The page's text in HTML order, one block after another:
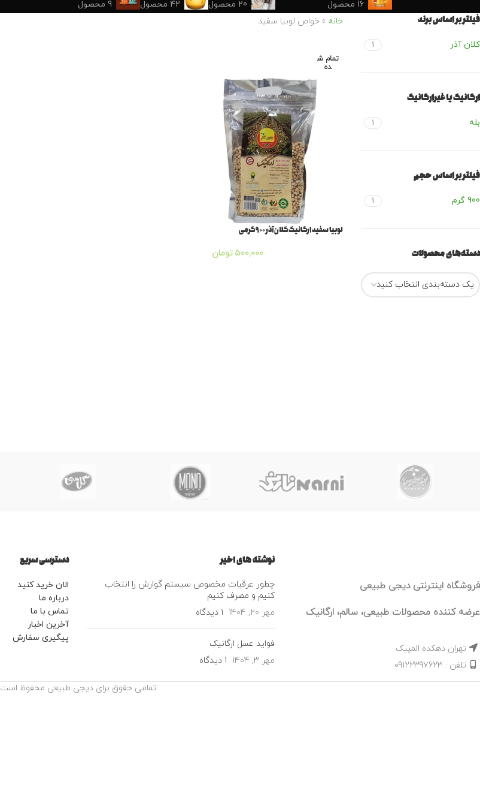
16 محصول
20 محصول
42 محصول
9 محصول
فیلتر بر اساس برند
کلان آذر 1
ارگانیک یا غیرارگانیک
بله 1
فیلتر بر اساس حجم
900 گرم 1
دسته‌های محصولات
یک دسته‌بندی انتخاب کنید
خانه » خواص لوبیا سفید
تمام ش
ده
لوبیا سفید ارگانیک کلان آذر ۹۰۰ گرمی
۵۰۰,۰۰۰ تومان
فروشگاه اینترنتی دیجی طبیعی
عرضه کننده محصولات طبیعی، سالم، ارگانیک
تهران دهکده المپیک
تلفن : 09122397623
نوشته های اخیر
چطور عرقیات مخصوص سیستم گوارش را انتخاب
کنیم و مصرف کنیم
مهر 20, 1404
1 دیدگاه
فواید عسل ارگانیک
مهر 3, 1404
1 دیدگاه
دسترسی سریع
الان خرید کنید
درباره ما
تماس با ما
آخرین اخبار
پیگیری سفارش
تمامی حقوق برای دیجی طبیعی محفوظ است